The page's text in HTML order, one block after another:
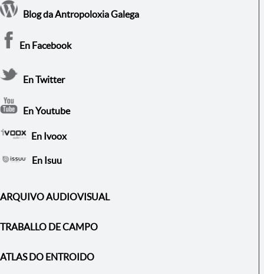
Blog da Antropoloxia Galega
En Facebook
En Twitter
En Youtube
En Ivoox
En Isuu
ARQUIVO AUDIOVISUAL
TRABALLO DE CAMPO
ATLAS DO ENTROIDO